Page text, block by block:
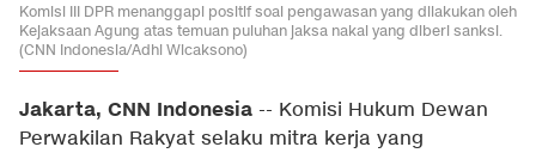
Komisi III DPR menanggapi positif soal pengawasan yang dilakukan oleh
Kejaksaan Agung atas temuan puluhan jaksa nakal yang diberi sanksi.
(CNN Indonesia/Adhi Wicaksono)
Jakarta, CNN Indonesia -- Komisi Hukum Dewan
Perwakilan Rakyat selaku mitra kerja yang